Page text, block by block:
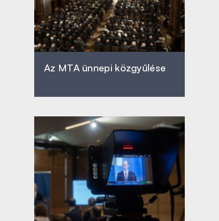
Az MTA ünnepi közgyűlése